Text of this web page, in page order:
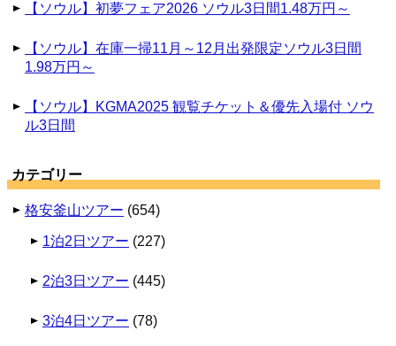
【ソウル】初夢フェア2026 ソウル3日間1.48万円～
【ソウル】在庫一掃11月～12月出発限定ソウル3日間
1.98万円～
【ソウル】KGMA2025 観覧チケット＆優先入場付 ソウ
ル3日間
カテゴリー
格安釜山ツアー (654)
1泊2日ツアー (227)
2泊3日ツアー (445)
3泊4日ツアー (78)